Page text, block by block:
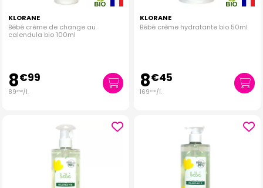
KLORANE
Bébé crème de change au
calendula bio 100ml
8€99
89€90/l.
KLORANE
Bébé crème hydratante bio 50ml
8€45
169€00/l.